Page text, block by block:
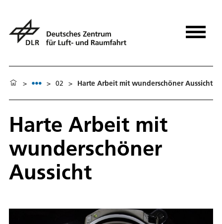
> > 02 > Harte Arbeit mit wunderschöner Aussicht
Harte Arbeit mit
wunderschöner
Aussicht